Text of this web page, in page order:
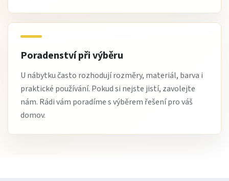
Poradenství při výběru
U nábytku často rozhodují rozměry, materiál, barva i
praktické používání. Pokud si nejste jistí, zavolejte
nám. Rádi vám poradíme s výběrem řešení pro váš
domov.